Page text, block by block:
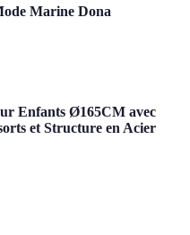
Marine Dona
Enfants Ø165CM avec
et Structure en Acier